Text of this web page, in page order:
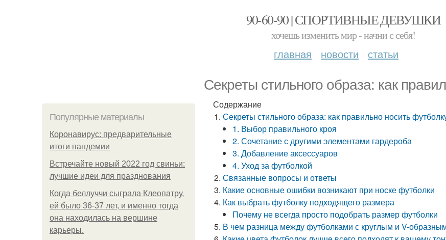
90-60-90 | СПОРТИВНЫЕ ДЕВУШКИ
хочешь изменить мир - начни с себя!
главная новости статьи
Секреты стильного образа: как
Популярные материалы
Коронавирус: предварительные
итоги пандемии
Встречайте новый 2022 год свиньи:
лучшие идеи для празднования
Когда беллуччи сыграла Клеопатру,
ей было 36-37 лет, и именно тогда
она находилась на вершине
карьеры.
Содержание
Секреты стильного образа: как правильно носить
1. Выбор правильного кроя
2. Сочетание с другими элементами гардероба
3. Добавление аксессуаров
4. Уход за футболкой
Связанные вопросы и ответы
Какие основные ошибки возникают при носке футболки
Как выбрать футболку подходящего размера
Почему не всегда просто подобрать размер футболки
В чем разница между футболками с круглым и V-